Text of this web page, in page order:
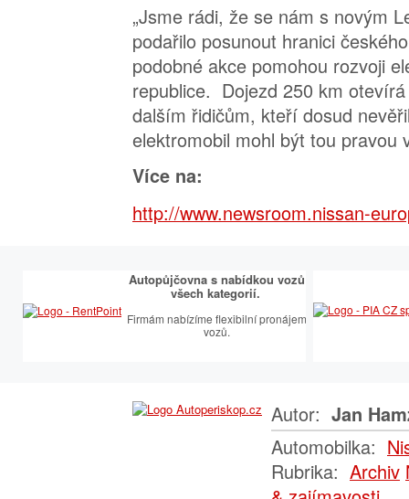
„Jsme rádi, že se nám s novým
podařilo posunout hranici
podobné akce pomohou rozvoji
republice. Dojezd 250 km
dalším řidičům, kteří dosud
elektromobil mohl být tou pravou
Více na:
http://www.newsroom.nissan-
Autopůjčovna s nabídkou vozů
všech kategorií.
Firmám nabízíme flexibilní pronájem
vozů.
Autor: Jan
Automobilka:
Rubrika: Archiv